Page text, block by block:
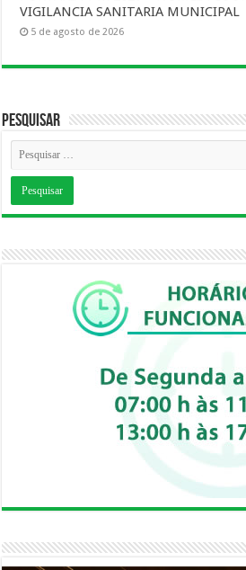
VIGILANCIA SANITARIA MUNICIPAL
5 de agosto de 2026
Pesquisar